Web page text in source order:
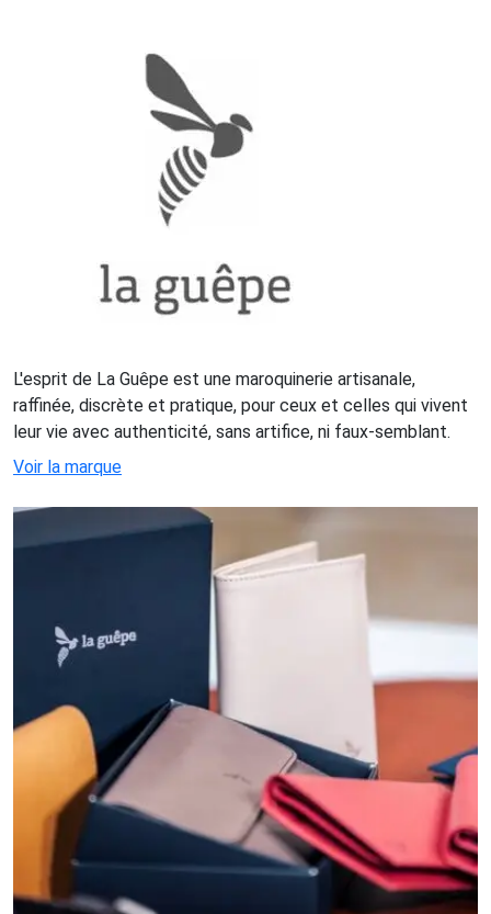
L'esprit de La Guêpe est une maroquinerie artisanale,
raffinée, discrète et pratique, pour ceux et celles qui vivent
leur vie avec authenticité, sans artifice, ni faux-semblant.
Voir la marque